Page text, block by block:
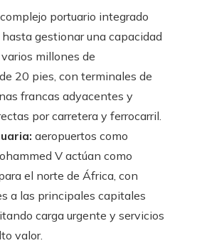
complejo portuario integrado
gestionar una capacidad
millones de
20 pies, con terminales de
francas adyacentes y
por carretera y ferrocarril.
aeropuertos como
V actúan como
el norte de África, con
a las principales capitales
carga urgente y servicios
valor.